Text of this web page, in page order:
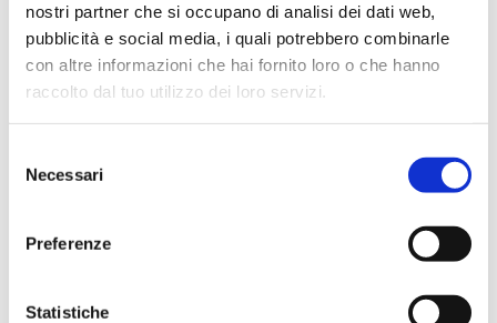
nostri partner che si occupano di analisi dei dati web,
pubblicità e social media, i quali potrebbero combinarle
con altre informazioni che hai fornito loro o che hanno
raccolto dal tuo utilizzo dei loro servizi.
delNecessari
Preferenze
Statistiche
Acquista
Condividi
Indice